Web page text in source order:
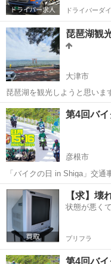
ドライバーダ
琵琶湖観
大津市
琵琶湖を観光しようと思いま
都合に合わせます。 周る場所は、ラコリーナ近江八幡、シャーレ水が
浜、琵琶湖大橋、白髭神社、
ています。 ラコリー...
滋賀 大津市 その他
第4回バ
彦根市
「バイクの日 in Shiga」交通
賀！ 8月15日、16日の2日間
がびわ湖を一周しながら道
では素敵なノベ...
滋賀 彦根市 その他
【求】壊
状態が悪く
プリフラ
第4回バ